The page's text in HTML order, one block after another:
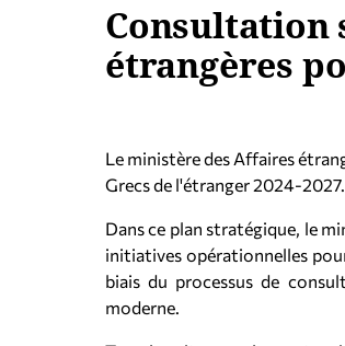
Consultation
étrangères
Le ministère des Affaires
Grecs de l'étranger 2024-2027.
Dans ce plan stratégique, le
initiatives opérationnelles
biais du processus de
moderne.